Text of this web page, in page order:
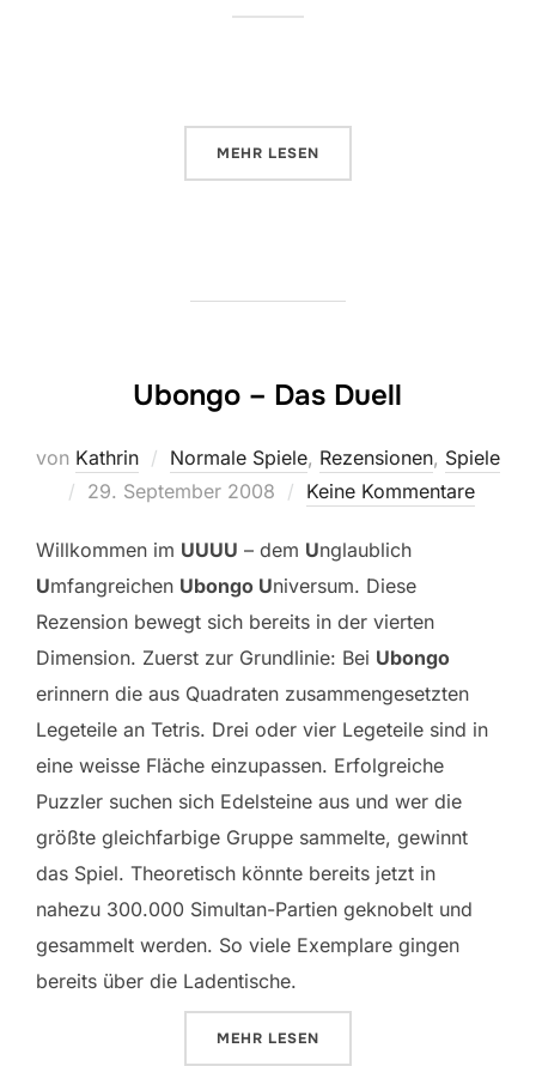
MEHR ÜBER „SUSHIZOCK IM
LESEN
Ubongo – Das Duell
von Kathrin Normale Spiele, Rezensionen, Spiele
Veröffentlicht
29. September 2008 Keine Kommentare
Willkommen im UUUU – dem Unglaublich
Umfangreichen Ubongo Universum. Diese
Rezension bewegt sich bereits in der vierten
Dimension. Zuerst zur Grundlinie: Bei Ubongo
erinnern die aus Quadraten zusammengesetzten
Legeteile an Tetris. Drei oder vier Legeteile sind in
eine weisse Fläche einzupassen. Erfolgreiche
Puzzler suchen sich Edelsteine aus und wer die
größte gleichfarbige Gruppe sammelte, gewinnt
das Spiel. Theoretisch könnte bereits jetzt in
nahezu 300.000 Simultan-Partien geknobelt und
gesammelt werden. So viele Exemplare gingen
bereits über die Ladentische.
MEHR ÜBER „UBONGO – DAS DUELL“
LESEN